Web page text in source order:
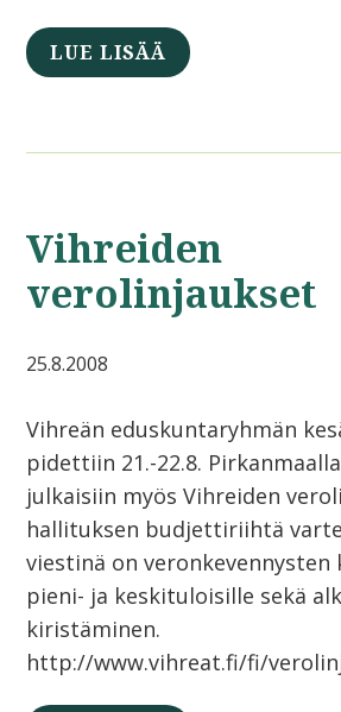
LUE LISÄÄ
Vihreiden
verolinjaukset
25.8.2008
Vihreän eduskuntaryhmän
pidettiin 21.-22.8.
julkaisiin myös Vihreiden
hallituksen budjettiriihtä
viestinä on veronkevennysten
pieni- ja keskituloisille sekä
kiristäminen.
http://www.vihreat.fi/fi/